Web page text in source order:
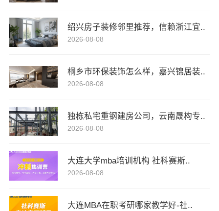
绍兴房子装修邻里推荐，信赖浙江宜..
2026-08-08
桐乡市环保装饰怎么样，嘉兴锦居装..
2026-08-08
独栋私宅重钢建房公司，云南晟构专..
2026-08-08
大连大学mba培训机构 社科赛斯..
2026-08-08
大连MBA在职考研哪家教学好-社..